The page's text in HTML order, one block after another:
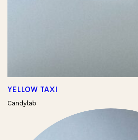
YELLOW TAXI
Candylab